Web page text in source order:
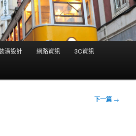
潢設計 網路資訊 3C資訊
下一篇 →